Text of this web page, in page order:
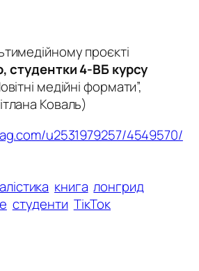
проєкті
студентки 4-ВБ курсу
медійні формати”,
Коваль)
u2531979257/4549570/
книга лонгрид
студенти ТікТок